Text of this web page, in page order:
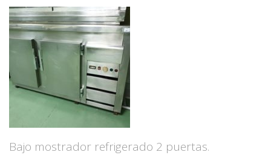
Bajo mostrador refrigerado 2 puertas.